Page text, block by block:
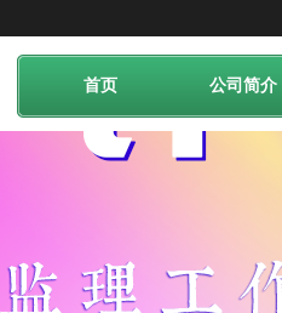
首页 公司简介